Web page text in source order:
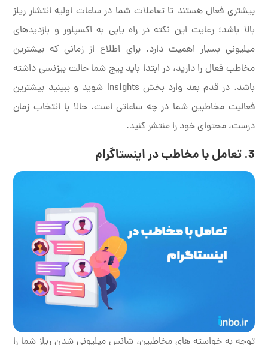
بیشتری فعال هستند تا تعاملات شما در ساعات اولیه انتشار ریلز
بالا باشد؛ رعایت این نکته در راه یابی به اکسپلور و بازدیدهای
میلیونی بسیار اهمیت دارد. برای اطلاع از زمانی که بیشترین
مخاطب فعال را دارید، در ابتدا باید پیج شما حالت بیزنسی داشته
باشد. در قدم بعد وارد بخش Insights شوید و ببینید بیشترین
فعالیت مخاطبین شما در چه ساعاتی است. حالا با انتخاب زمان
درست، محتوای خود را منتشر کنید.
3. تعامل با مخاطب در اینستاگرام
توجه به خواسته های مخاطبین، شانس میلیونی شدن ریلز شما را